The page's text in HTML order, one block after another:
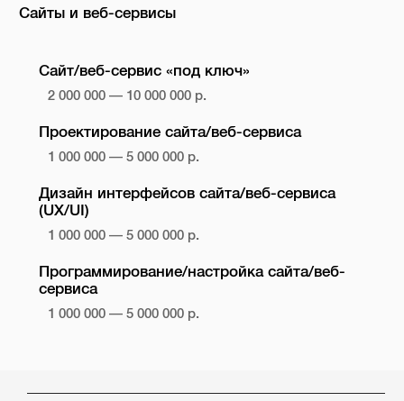
Сайты и веб-сервисы
Сайт/веб-сервис «под ключ»
2 000 000 — 10 000 000 р.
Проектирование сайта/веб-сервиса
1 000 000 — 5 000 000 р.
Дизайн интерфейсов сайта/веб-сервиса
(UX/UI)
1 000 000 — 5 000 000 р.
Программирование/настройка сайта/веб-
сервиса
1 000 000 — 5 000 000 р.